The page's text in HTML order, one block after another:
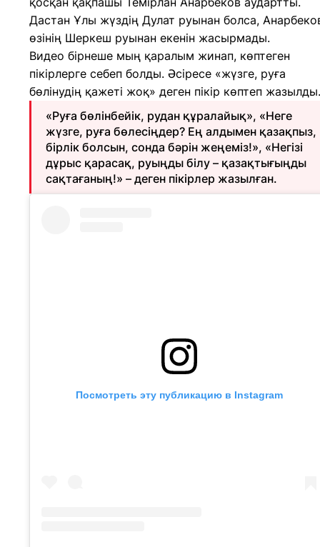
Дастан Ұлы жүздің Дулат руынан болса,
өзінің Шеркеш руынан екенін жасырмады.
Видео бірнеше мың қаралым жинап, көптеген
пікірлерге себеп болды. Әсіресе «жүзге, руға
бөлінудің қажеті жоқ» деген пікір көптеп жазылды.
«Руға бөлінбейік, рудан құралайық», «Неге
жүзге, руға бөлесіңдер? Ең алдымен қазақпыз,
бірлік болсын, сонда бәрін жеңеміз!», «Негізі
дұрыс қарасақ, руыңды білу – қазақтығыңды
сақтағаның!» – деген пікірлер жазылған.
Посмотреть эту публикацию в Instagram